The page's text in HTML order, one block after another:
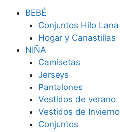
BEBÉ
Conjuntos Hilo Lana
Hogar y Canastillas
NIÑA
Camisetas
Jerseys
Pantalones
Vestidos de verano
Vestidos de Invierno
Conjuntos